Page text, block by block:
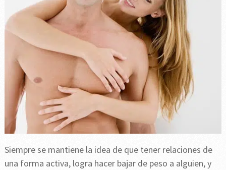
Siempre se mantiene la idea de que tener relaciones de
una forma activa, logra hacer bajar de peso a alguien, y